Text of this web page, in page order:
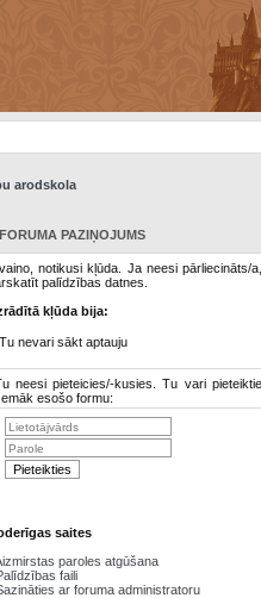
arodskola
FORUMA PAZIŅOJUMS
notikusi kļūda. Ja neesi pārliecināts/
palīdzības datnes.
kļūda bija:
Tu nevari sākt aptauju
neesi pieteicies/-kusies. Tu vari
esošo formu:
saites
paroles atgūšana
faili
ar foruma administratoru